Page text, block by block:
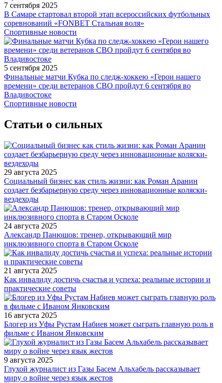
7 сентября 2025
В Самаре стартовал второй этап всероссийских футбольных
соревнований «FONBET Стальная воля»
Спортивные новости
5 сентября 2025
Финальные матчи Кубка по следж-хоккею «Герои нашего
времени» среди ветеранов СВО пройдут 6 сентября во
Владивостоке
Спортивные новости
Статьи о сильных
29 августа 2025
Социальный бизнес как стиль жизни: как Роман Аранин
создает безбарьерную среду через инновационные коляски-
вездеходы
24 августа 2025
Александр Панюшов: тренер, открывающий мир
инклюзивного спорта в Старом Осколе
21 августа 2025
Как инвалиду достичь счастья и успеха: реальные истории и
практические советы
16 августа 2025
Блогер из Уфы Рустам Набиев может сыграть главную роль в
фильме с Иваном Янковским
9 августа 2025
Глухой журналист из Газы Басем Альхабель рассказывает
миру о войне через язык жестов